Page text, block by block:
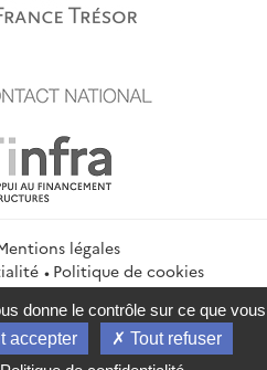
légales
Politique de cookies
Flux RSS
info.gouv.fr
donne le contrôle sur ce que vous
accepter
Tout refuser